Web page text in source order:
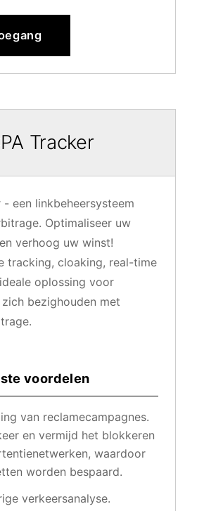
Tracker
- een linkbeheersysteem
Optimaliseer uw
verhoog uw winst!
tracking, cloaking, real-time
oplossing voor
bezighouden met
voordelen
van reclamecampagnes.
en vermijd het blokkeren
waardoor
worden bespaard.
verkeersanalyse.